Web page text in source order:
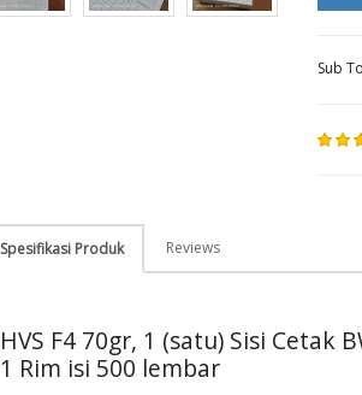
Sub
Spesifikasi Produk Reviews
HVS F4 70gr, 1 (satu) Sisi Cetak
1 Rim isi 500 lembar